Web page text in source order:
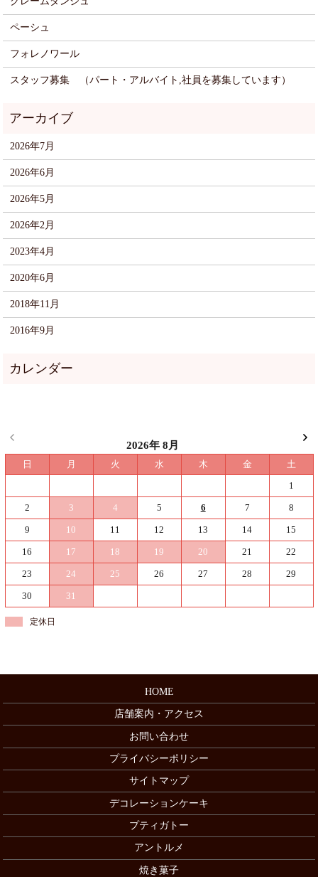
ペーシュ
フォレノワール
スタッフ募集 （パート・アルバイト,社員を募集しています）
2026年7月
2026年6月
2026年5月
2026年2月
2023年4月
2020年6月
2018年11月
2016年9月
2026年 8月
日 月 火 水 木 金
土
1
2 3 4 5 6 7 8
9 10 11 12 13 14 15
16 17 18 19 20 21 22
23 24 25 26 27 28 29
30 31
定休日
HOME
店舗案内・アクセス
お問い合わせ
プライバシーポリシー
サイトマップ
デコレーションケーキ
プティガトー
アントルメ
焼き菓子